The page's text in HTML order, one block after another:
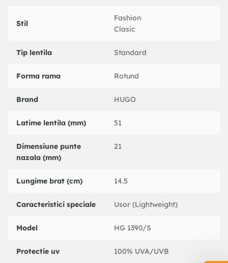
Stil
Fashion
Clasic
Tip lentila Standard
Forma rama Rotund
Brand HUGO
Latime lentila (mm) 51
Dimensiune punte
nazala (mm)
21
Lungime brat (cm) 14.5
Caracteristici speciale Usor (Lightweight)
Model HG 1390/S
Protectie uv 100% UVA/UVB